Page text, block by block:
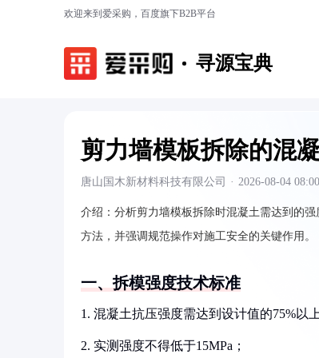
欢迎来到爱采购，百度旗下B2B平台
寻源宝典
剪力墙模板拆除的混
唐山国木新材料科技有限公司 · 2026-08-04
介绍： 分析剪力墙模板拆除时混凝土需达到的
方法，并强调规范操作对施工安全的关键作用。
一、拆模强度技术标准
1. 混凝土抗压强度需达到设计值的75%以上
2. 实测强度不得低于15MPa；